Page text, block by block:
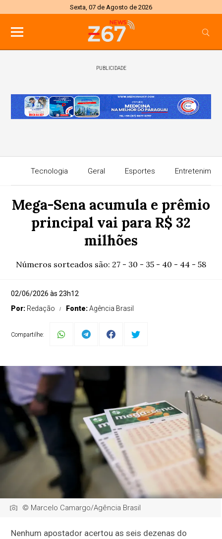
Sexta, 07 de Agosto de 2026
PUBLICIDADE
Tecnologia Geral Esportes
Mega-Sena acumula e prêmio
principal vai para R$ 32
milhões
Números sorteados são: 27 - 30 - 35 - 40 - 44 - 58
02/06/2026 às 23h12
Por: Redação Fonte:Agência Brasil
Compartilhe:
© Marcelo Camargo/Agência Brasil
Nenhum apostador acertou as seis dezenas do